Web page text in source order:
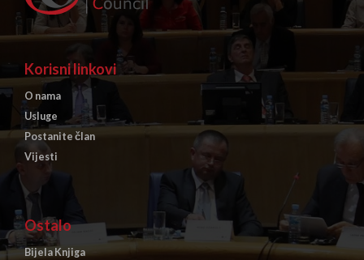
Korisni linkovi
O nama
Usluge
Postanite član
Vijesti
Ostalo
Bijela Knjiga